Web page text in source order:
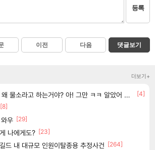
등록
이전 다음 댓글보기
더보기+
물소라고 하는거야? 아! 그만 ㅋㅋ 알았어 ㅋㅋ
[4]
[8]
우 [29]
나에게도? [23]
드 내 대규모 인원이탈종용 추정사건 [264]